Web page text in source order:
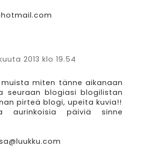
2013 klo 19.54
miten tänne aikanaan
seuraan blogiasi blogilistan
pirteä blogi, upeita kuvia!!
aurinkoisia päiviä sinne